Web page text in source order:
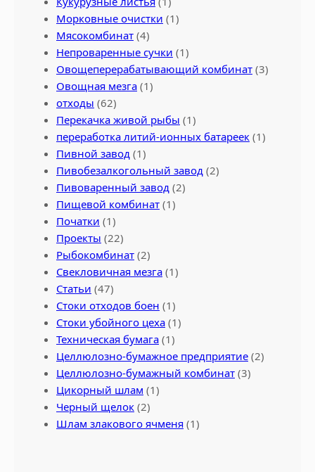
Морковные очистки (1)
Мясокомбинат (4)
Непроваренные сучки (1)
Овощеперерабатывающий комбинат (3)
Овощная мезга (1)
отходы (62)
Перекачка живой рыбы (1)
переработка литий-ионных батареек (1)
Пивной завод (1)
Пивобезалкогольный завод (2)
Пивоваренный завод (2)
Пищевой комбинат (1)
Початки (1)
Проекты (22)
Рыбокомбинат (2)
Свекловичная мезга (1)
Статьи (47)
Стоки отходов боен (1)
Стоки убойного цеха (1)
Техническая бумага (1)
Целлюлозно-бумажное предприятие (2)
Целлюлозно-бумажный комбинат (3)
Цикорный шлам (1)
Черный щелок (2)
Шлам злакового ячменя (1)